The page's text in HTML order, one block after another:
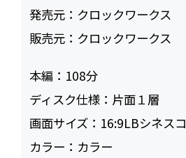
発売元： クロックワークス
販売元： クロックワークス
本編： 108
ディスク仕様： 片面１層
画面サイズ： 16:9LBシネスコ
カラー： カラー